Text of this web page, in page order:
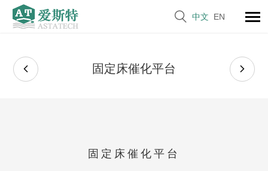
 中文 EN

固定床催化平台

固定床催化平台